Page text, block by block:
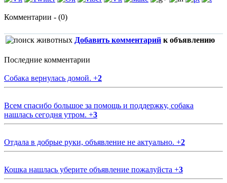
Комментарии - (0)
Добавить комментарий к объявлению
Последние комментарии
Собака вернулась домой. +2
Всем спасибо большое за помощь и поддержку, собака
нашлась сегодня утром. +3
Отдала в добрые руки, объявление не актуально. +2
Кошка нашлась уберите объявление пожалуйста +3